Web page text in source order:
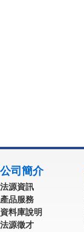
公司簡介
法源資訊
產品服務
資料庫說明
法源徵才